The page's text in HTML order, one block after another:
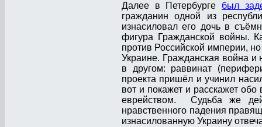
Далее в Петербурге был
гражданин одной из
изнасиловал его дочь в
фигура Гражданской войны.
против Российской империи,
Украине. Гражданская война и
в другом: раввинат
проекта пришёл и учинил
вот и покажет и расскажет
еврейством. Судьба же
нравственного падения
изнасилованную Украину